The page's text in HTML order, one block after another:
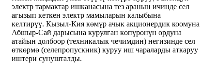
электр тармактар ишканасына тез аранын ичинде сел
агызып кеткен электр мамыларын калыбына
келтирүү. Кызыл-Кия көмүр ачык акционердик коомуна
Абшыр-Сай дарысына курулган көпүрөнүн ордуна
атайын долбоор (техникалык чечимдин) негизинде сел
өткөрмө (селепропускник) куруу иш чараларды аткаруу
иштери сунушталды.